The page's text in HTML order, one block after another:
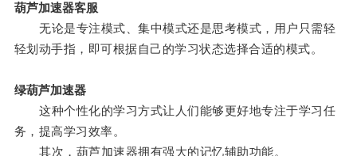
葫芦加速器客服
无论是专注模式、集中模式还是思考模式，用户只需轻
轻划动手指，即可根据自己的学习状态选择合适的模式。
绿葫芦加速器
这种个性化的学习方式让人们能够更好地专注于学习任
务，提高学习效率。
其次，葫芦加速器拥有强大的记忆辅助功能。